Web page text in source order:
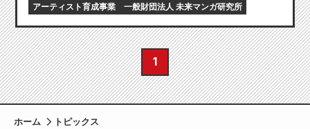
アーティスト育成事業 一般財団法人 未来マンガ研究所
1
ホーム トピックス